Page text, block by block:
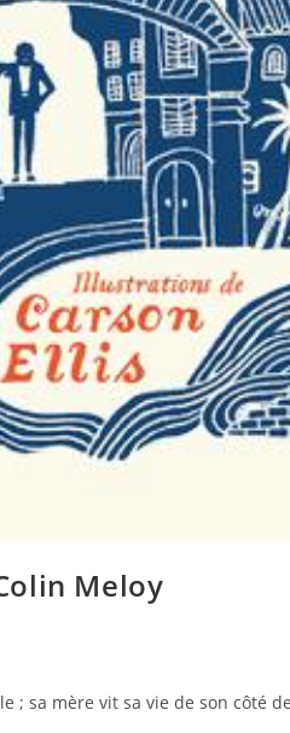
Colin Meloy
; sa mère vit sa vie de son côté